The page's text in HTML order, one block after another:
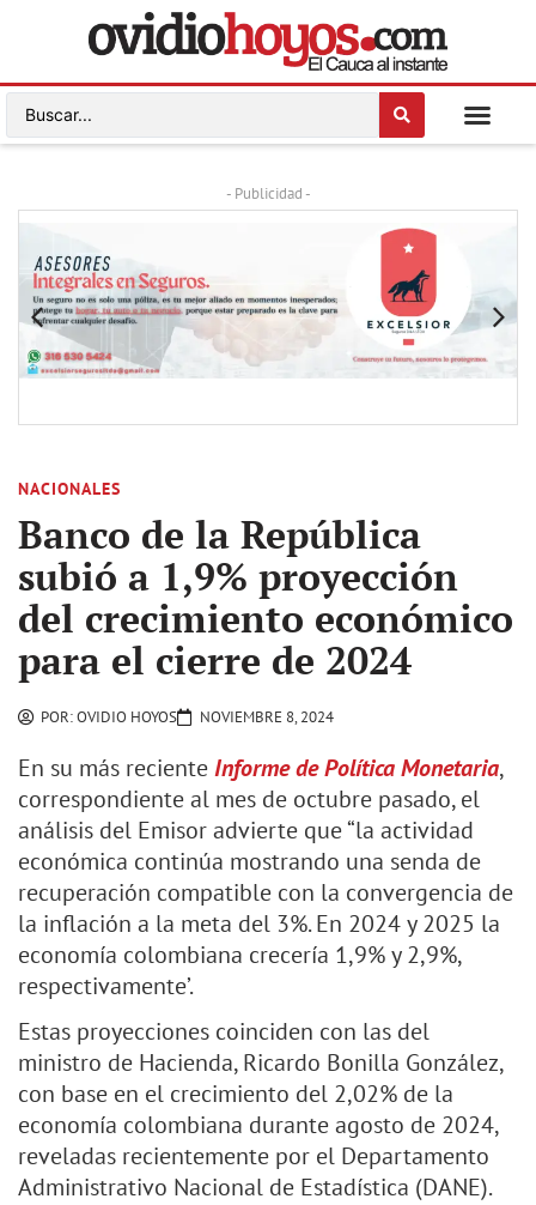
- Publicidad -
NACIONALES
Banco de la República
subió a 1,9% proyección
del crecimiento económico
para el cierre de 2024
POR:OVIDIO HOYOS NOVIEMBRE 8, 2024
En su más recienteInforme de Política Monetaria,
correspondiente al mes de octubre pasado, el
análisis del Emisor advierte que “la actividad
económica continúa mostrando una senda de
recuperación compatible con la convergencia de
la inflación a la meta del 3%. En 2024 y 2025 la
economía colombiana crecería 1,9% y 2,9%,
respectivamente’.
Estas proyecciones coinciden con las del
ministro de Hacienda, Ricardo Bonilla González,
con base en el crecimiento del 2,02% de la
economía colombiana durante agosto de 2024,
reveladas recientemente por el Departamento
Administrativo Nacional de Estadística (DANE).